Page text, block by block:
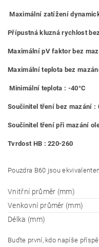
Maximální zatížení
Přípustná kluzná rychlost
Maximální pV faktor bez
Maximální teplota bez
Minimální teplota : -40°C
Součinitel tření bez mazání :
Součinitel tření při mazání
Tvrdost HB : 220-260
Pouzdra B60 jsou
Vnitřní průměr (mm)
Venkovní průměr (mm)
Délka (mm)
Buďte první, kdo napíše